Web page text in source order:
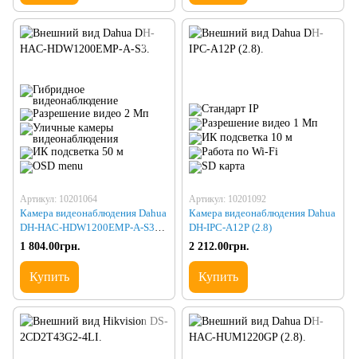
Артикул: 10201064
Камера видеонаблюдения Dahua
DH-HAC-HDW1200EMP-A-S3
(3.6)
1 804.00грн.
Купить
Артикул: 10201092
Камера видеонаблюдения Dahua
DH-IPC-A12P (2.8)
2 212.00грн.
Купить